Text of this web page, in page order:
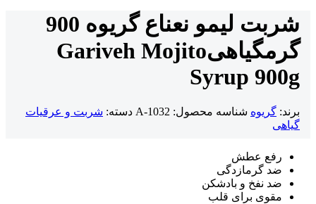
شربت لیمو نعناع گریوه 900
گرمگیاهیGariveh Mojito
Syrup 900g
برند: گریوه شناسه محصول: A-1032 دسته: شربت و عرقیات
گیاهی
رفع عطش
ضد گرمازدگی
ضد نفخ و بادشکن
مقوی برای قلب